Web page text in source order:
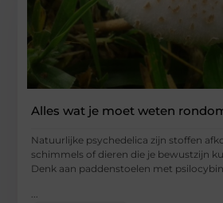
Alles wat je moet weten
Natuurlijke psychedelica zijn stoffen
schimmels of dieren die je bewustzijn
Denk aan paddenstoelen met
...